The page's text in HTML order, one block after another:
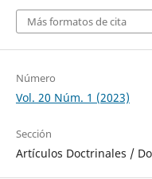
Más formatos de cita
Número
Vol. 20 Núm. 1 (2023)
Sección
Artículos Doctrinales /